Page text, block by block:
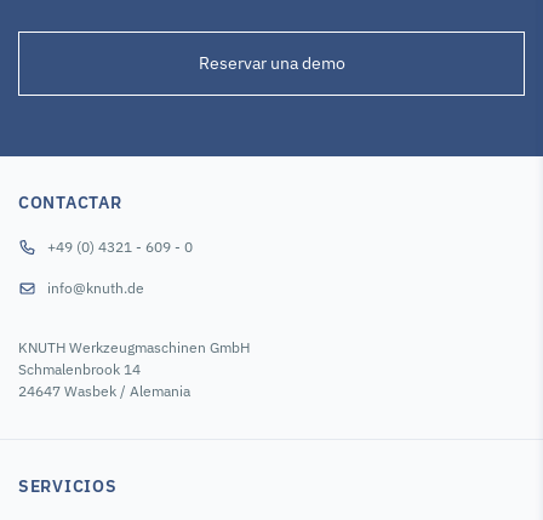
Reservar una demo
CONTACTAR
+49 (0) 4321 - 609 - 0
info@knuth.de
KNUTH Werkzeugmaschinen GmbH
Schmalenbrook 14
24647 Wasbek / Alemania
SERVICIOS